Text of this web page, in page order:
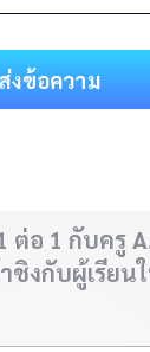
ส่งข้อความ
ต่อ 1 กับครู
ชิงกับผู้เรียน